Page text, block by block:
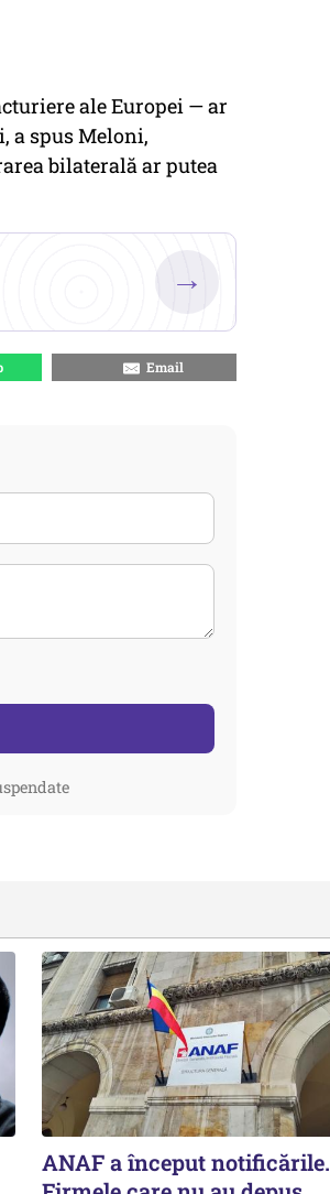
ale Europei — ar
a spus Meloni,
bilaterală ar putea
→
Email
ANAF a început notificările.